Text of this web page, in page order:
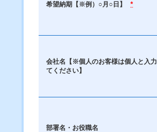
希望納期【※例）○月○日】 *
会社名【※個人のお客様は個人と入
てください】
部署名・お役職名